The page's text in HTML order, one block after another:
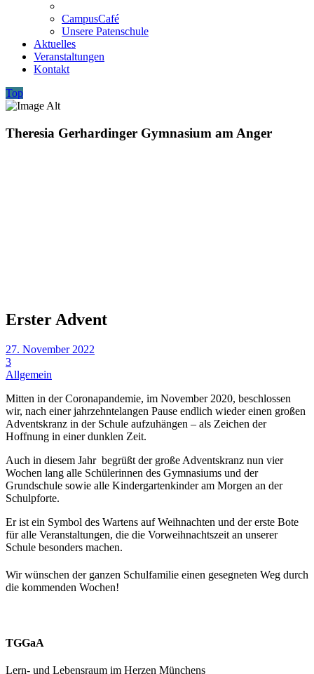
CampusCafé
Unsere Patenschule
Aktuelles
Veranstaltungen
Kontakt
Top
Theresia Gerhardinger Gymnasium am Anger
Erster Advent
27. November 2022
3
Allgemein
Mitten in der Coronapandemie, im November 2020, beschlossen
wir, nach einer jahrzehntelangen Pause endlich wieder einen großen
Adventskranz in der Schule aufzuhängen – als Zeichen der
Hoffnung in einer dunklen Zeit.
Auch in diesem Jahr begrüßt der große Adventskranz nun vier
Wochen lang alle Schülerinnen des Gymnasiums und der
Grundschule sowie alle Kindergartenkinder am Morgen an der
Schulpforte.
Er ist ein Symbol des Wartens auf Weihnachten und der erste Bote
für alle Veranstaltungen, die die Vorweihnachtszeit an unserer
Schule besonders machen.
Wir wünschen der ganzen Schulfamilie einen gesegneten Weg durch
die kommenden Wochen!
TGGaA
Lern- und Lebensraum im Herzen Münchens